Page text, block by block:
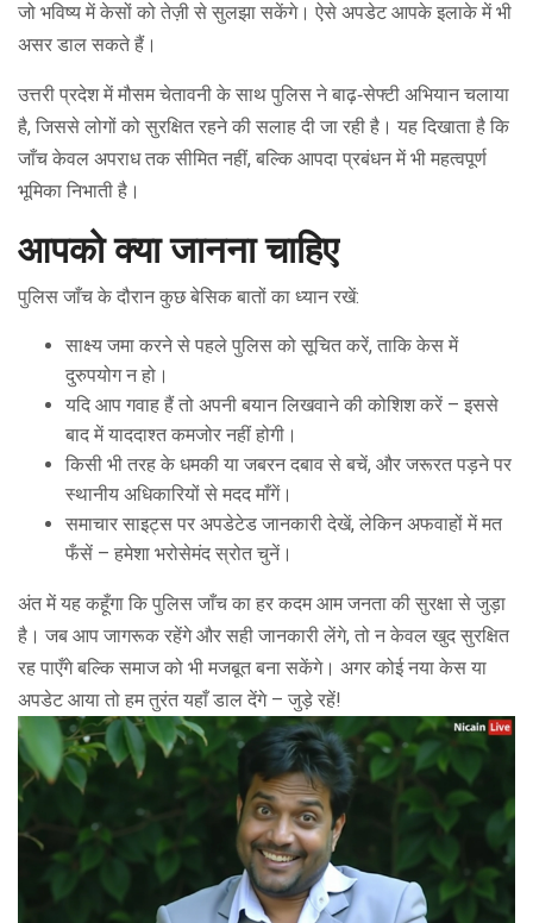
जो भविष्य में केसों को तेज़ी से सुलझा सकेंगे। ऐसे अपडेट आपके इलाके में भी
असर डाल सकते हैं।
उत्तरी प्रदेश में मौसम चेतावनी के साथ पुलिस ने बाढ़‑सेफ्टी अभियान चलाया
है, जिससे लोगों को सुरक्षित रहने की सलाह दी जा रही है। यह दिखाता है कि
जाँच केवल अपराध तक सीमित नहीं, बल्कि आपदा प्रबंधन में भी महत्वपूर्ण
भूमिका निभाती है।
आपको क्या जानना चाहिए
पुलिस जाँच के दौरान कुछ बेसिक बातों का ध्यान रखें:
साक्ष्य जमा करने से पहले पुलिस को सूचित करें, ताकि केस में
दुरुपयोग न हो।
यदि आप गवाह हैं तो अपनी बयान लिखवाने की कोशिश करें – इससे
बाद में याददाश्त कमजोर नहीं होगी।
किसी भी तरह के धमकी या जबरन दबाव से बचें, और जरूरत पड़ने पर
स्थानीय अधिकारियों से मदद माँगें।
समाचार साइट्स पर अपडेटेड जानकारी देखें, लेकिन अफवाहों में मत
फँसें – हमेशा भरोसेमंद स्रोत चुनें।
अंत में यह कहूँगा कि पुलिस जाँच का हर कदम आम जनता की सुरक्षा से जुड़ा
है। जब आप जागरूक रहेंगे और सही जानकारी लेंगे, तो न केवल खुद सुरक्षित
रह पाएँगे बल्कि समाज को भी मजबूत बना सकेंगे। अगर कोई नया केस या
अपडेट आया तो हम तुरंत यहाँ डाल देंगे – जुड़े रहें!